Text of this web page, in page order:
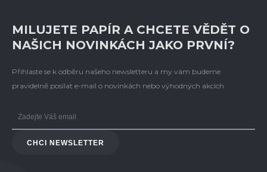
MILUJETE PAPÍR A CHCETE VĚDĚT O
NAŠICH NOVINKÁCH JAKO PRVNÍ?
Přihlaste se k odběru našeho newsletteru a my vám budeme
pravidelně posílat e-mail o novinkách nebo výhodných akcích.
CHCI NEWSLETTER